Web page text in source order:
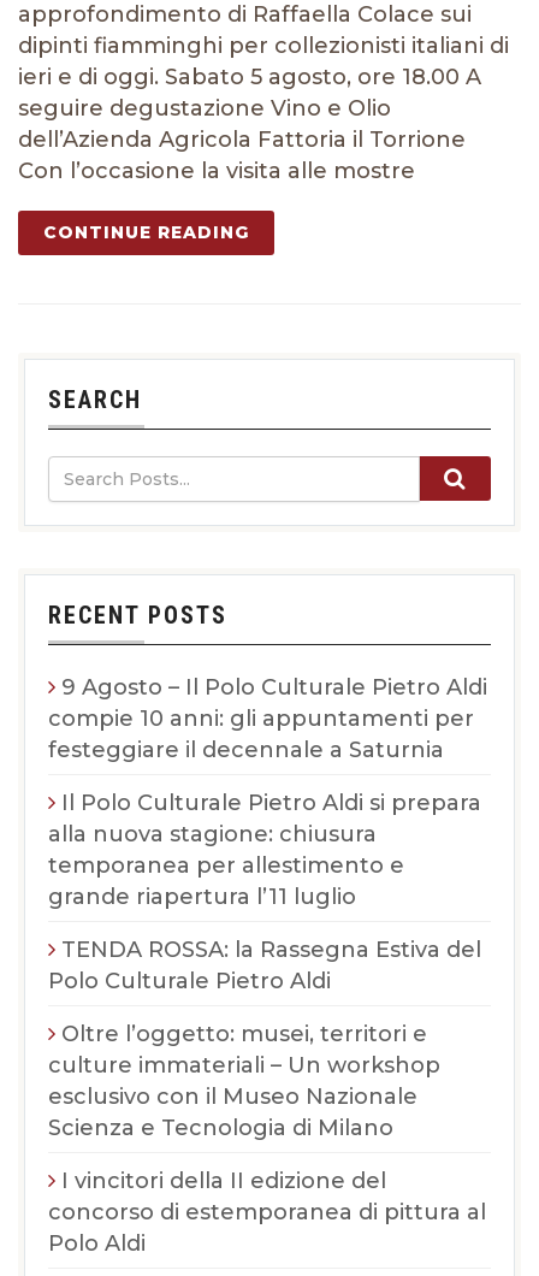
approfondimento di Raffaella Colace sui
dipinti fiamminghi per collezionisti italiani di
ieri e di oggi. Sabato 5 agosto, ore 18.00 A
seguire degustazione Vino e Olio
dell’Azienda Agricola Fattoria il Torrione
Con l’occasione la visita alle mostre
CONTINUE READING
SEARCH
RECENT POSTS
9 Agosto – Il Polo Culturale Pietro Aldi
compie 10 anni: gli appuntamenti per
festeggiare il decennale a Saturnia
Il Polo Culturale Pietro Aldi si prepara
alla nuova stagione: chiusura
temporanea per allestimento e
grande riapertura l’11 luglio
TENDA ROSSA: la Rassegna Estiva del
Polo Culturale Pietro Aldi
Oltre l’oggetto: musei, territori e
culture immateriali – Un workshop
esclusivo con il Museo Nazionale
Scienza e Tecnologia di Milano
I vincitori della II edizione del
concorso di estemporanea di pittura al
Polo Aldi